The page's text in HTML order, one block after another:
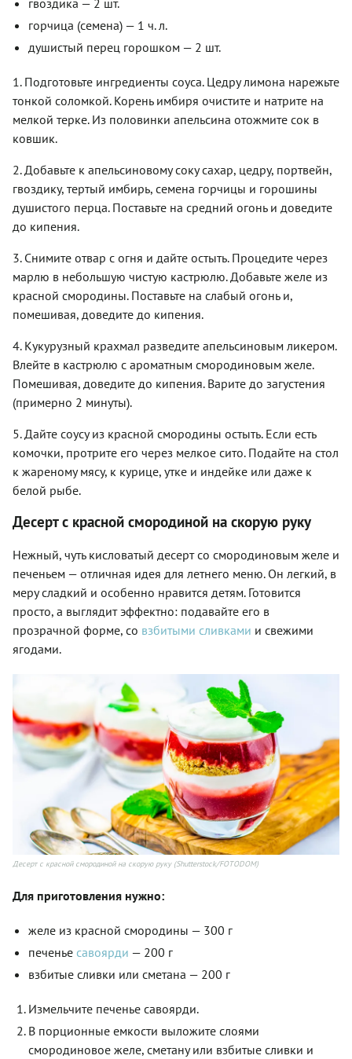
горчица (семена) — 1 ч. л.
душистый перец горошком — 2 шт.
1. Подготовьте ингредиенты соуса. Цедру лимона нарежьте
тонкой соломкой. Корень имбиря очистите и натрите на
мелкой терке. Из половинки апельсина отожмите сок в
ковшик.
2. Добавьте к апельсиновому соку сахар, цедру, портвейн,
гвоздику, тертый имбирь, семена горчицы и горошины
душистого перца. Поставьте на средний огонь и доведите
до кипения.
3. Снимите отвар с огня и дайте остыть. Процедите через
марлю в небольшую чистую кастрюлю. Добавьте желе из
красной смородины. Поставьте на слабый огонь и,
помешивая, доведите до кипения.
4. Кукурузный крахмал разведите апельсиновым ликером.
Влейте в кастрюлю с ароматным смородиновым желе.
Помешивая, доведите до кипения. Варите до загустения
(примерно 2 минуты).
5. Дайте соусу из красной смородины остыть. Если есть
комочки, протрите его через мелкое сито. Подайте на стол
к жареному мясу, к курице, утке и индейке или даже к
белой рыбе.
Десерт с красной смородиной на скорую руку
Нежный, чуть кисловатый десерт со смородиновым желе и
печеньем — отличная идея для летнего меню. Он легкий, в
меру сладкий и особенно нравится детям. Готовится
просто, а выглядит эффектно: подавайте его в
прозрачной форме, со взбитыми сливками и свежими
ягодами.
Десерт с красной смородиной на скорую руку (Shutterstock/FOTODOM)
Для приготовления нужно:
желе из красной смородины — 300 г
печенье савоярди — 200 г
взбитые сливки или сметана — 200 г
Измельчите печенье савоярди.
В порционные емкости выложите слоями
смородиновое желе, сметану или взбитые сливки и